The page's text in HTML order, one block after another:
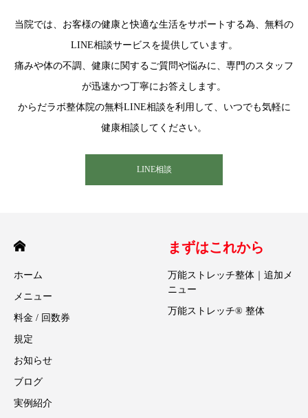
当院では、お客様の健康と快適な生活をサポートする為、無料の
LINE相談サービスを提供しています。
痛みや体の不調、健康に関するご質問や悩みに、専門のスタッフ
が迅速かつ丁寧にお答えします。
からだラボ整体院の無料LINE相談を利用して、いつでも気軽に
健康相談してください。
LINE相談
ホーム
メニュー
料金 / 回数券
規定
お知らせ
ブログ
実例紹介
まずはこれから
万能ストレッチ整体｜追加メ
ニュー
万能ストレッチ® 整体